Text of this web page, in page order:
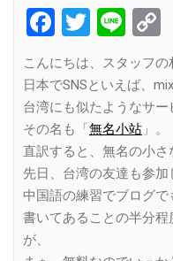
Facebook
Twitter
Line
こんにちは、スタッフの
日本でSNSといえば、
台湾にも似たようなサー
その名も「無名小站 」。
直訳すると、無名の小さ
先日、台湾の友達も参加
中国語の練習でブログで
書いてあることの半分
が、